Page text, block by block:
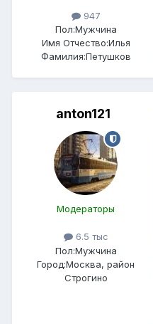
947
Пол:Мужчина
Имя Отчество:Илья
Фамилия:Петушков
anton121
Модераторы
6.5 тыс
Пол:Мужчина
Город:Москва, район
Строгино